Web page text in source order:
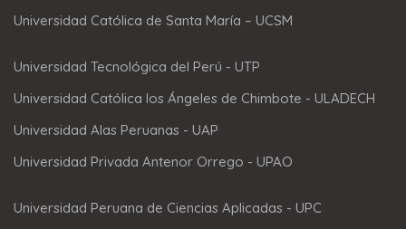
Universidad Católica de Santa María – UCSM
Universidad Tecnológica del Perú - UTP
Universidad Católica los Ángeles de Chimbote - ULADECH
Universidad Alas Peruanas - UAP
Universidad Privada Antenor Orrego - UPAO
Universidad Peruana de Ciencias Aplicadas - UPC